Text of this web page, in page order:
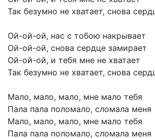
Так безумно не хватает, снова
Ой-ой-ой, нас с тобою накрывает
Ой-ой-ой, снова сердце замирает
Ой-ой-ой, и тебя мне не хватает
Так безумно не хватает, снова
Мало, мало, мало, мне мало тебя
Пала пала поломало, сломала меня
Мало, мало, мало, мне мало тебя
Пала пала поломало, сломала меня